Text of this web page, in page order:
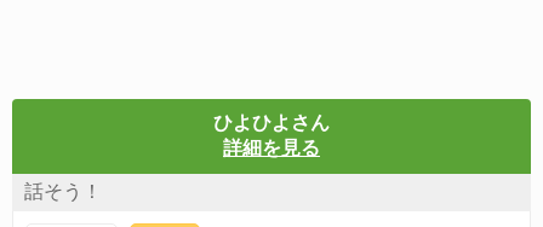
ひよひよさん
詳細を見る
話そう！